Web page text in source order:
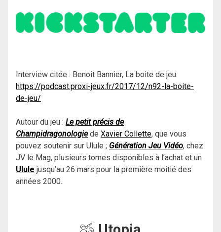
Interview citée : Benoit Bannier, La boite de jeu.
https://podcast.proxi-jeux.fr/2017/12/n92-la-boite-
de-jeu/
Autour du jeu : Le petit précis de
Champidragonologiede Xavier Collette, que vous
pouvez soutenir sur Ulule ; Génération Jeu Vidéo, chez
JV le Mag, plusieurs tomes disponibles à l’achat et un
Ulule jusqu’au 26 mars pour la première moitié des
années 2000.